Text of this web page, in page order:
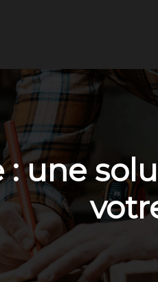
: une